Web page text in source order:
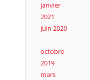
janvier
2021
juin 2020
octobre
2019
mars